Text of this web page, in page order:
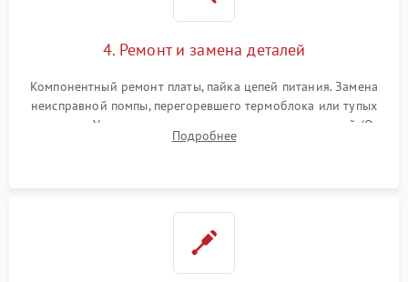
4. Ремонт и замена деталей
Компонентный ремонт платы, пайка цепей питания. Замена
неисправной помпы, перегоревшего термоблока или тупых
жерновов. Установка новых силиконовых уплотнителей (O-
ring) и тефлоновых трубок для надежного устранения
Подробнее